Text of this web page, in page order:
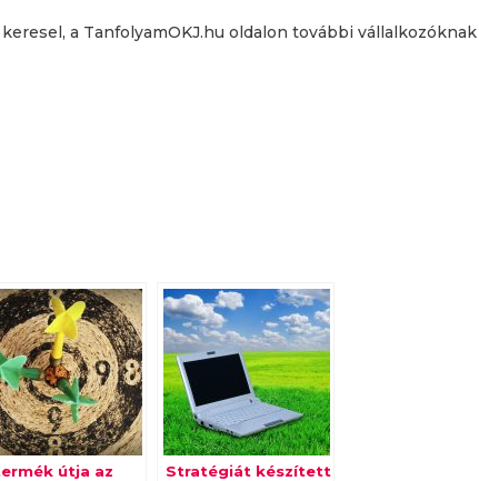
a TanfolyamOKJ.hu oldalon további vállalkozóknak
útja az
Stratégiát készített